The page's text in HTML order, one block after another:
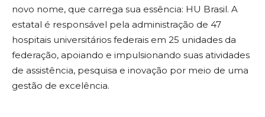
novo nome, que carrega sua essência: HU Brasil. A
estatal é responsável pela administração de 47
hospitais universitários federais em 25 unidades da
federação, apoiando e impulsionando suas atividades
de assistência, pesquisa e inovação por meio de uma
gestão de excelência.